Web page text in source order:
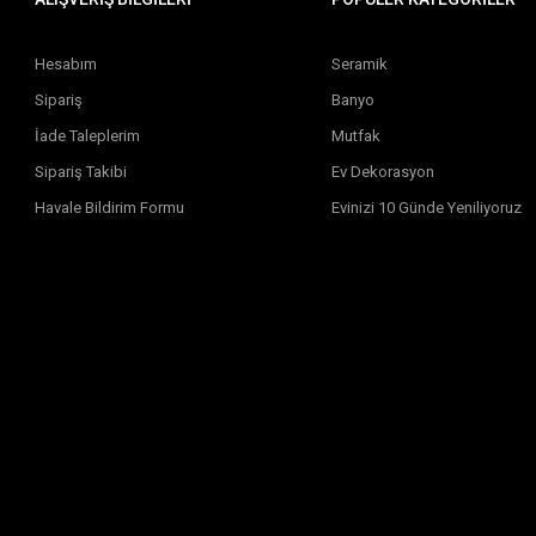
Hesabım
Sipariş
İade Taleplerim
Sipariş Takibi
Havale Bildirim Formu
Seramik
Banyo
Mutfak
Ev Dekorasyon
Evinizi 10 Günde Yeniliyoruz